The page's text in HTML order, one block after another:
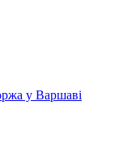
у Варшаві